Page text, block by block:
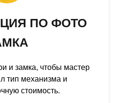
ПО ФОТО
и замка, чтобы мастер
тип механизма и
стоимость.